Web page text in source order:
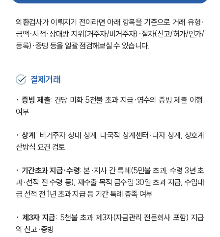
외환검사가 이뤄지기 전이라면 아래 항목을 기준으로 거래 유형·
금액·시점·상대방 지위(거주자/비거주자)·절차(신고/허가/인가/
등록)·증빙 등을 일괄 점검해보실 수 있습니다.
결제거래
· 증빙 제출: 건당 미화 5천불 초과 지급·영수의 증빙 제출 이행
여부
· 상계 : 비거주자 상대 상계, 다국적 상계센터·다자 상계, 상호계
산방식 요건 검토
· 기간초과 지급·수령: 본·지사 간 특례(5만불 초과, 수령 3년 초
과·선적 전 수령 등), 재수출 목적 금수입 30일 초과 지급, 수입대
금 선적 전 1년 초과 지급 등 기간 특례 충족 여부
· 제3자 지급: 5천불 초과 제3자(자금관리 전문회사 포함) 지급
의 신고·증빙